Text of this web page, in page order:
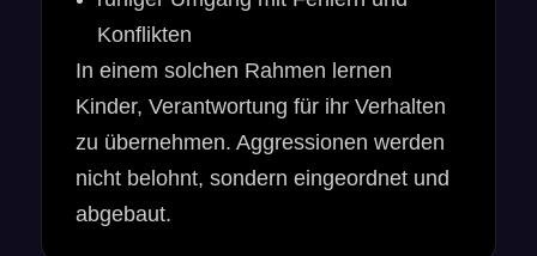
Konflikten
In einem solchen Rahmen lernen
Kinder, Verantwortung für ihr Verhalten
zu übernehmen. Aggressionen werden
nicht belohnt, sondern eingeordnet und
abgebaut.